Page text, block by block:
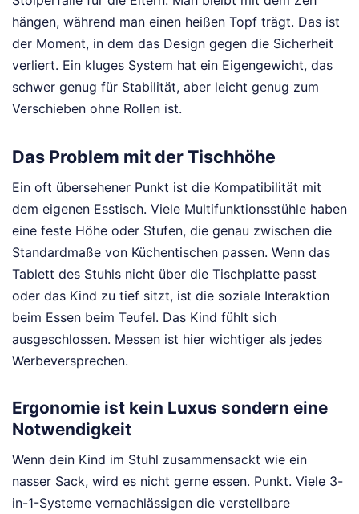
hängen, während man einen heißen Topf trägt. Das ist
der Moment, in dem das Design gegen die Sicherheit
verliert. Ein kluges System hat ein Eigengewicht, das
schwer genug für Stabilität, aber leicht genug zum
Verschieben ohne Rollen ist.
Das Problem mit der Tischhöhe
Ein oft übersehener Punkt ist die Kompatibilität mit
dem eigenen Esstisch. Viele Multifunktionsstühle haben
eine feste Höhe oder Stufen, die genau zwischen die
Standardmaße von Küchentischen passen. Wenn das
Tablett des Stuhls nicht über die Tischplatte passt
oder das Kind zu tief sitzt, ist die soziale Interaktion
beim Essen beim Teufel. Das Kind fühlt sich
ausgeschlossen. Messen ist hier wichtiger als jedes
Werbeversprechen.
Ergonomie ist kein Luxus sondern eine
Notwendigkeit
Wenn dein Kind im Stuhl zusammensackt wie ein
nasser Sack, wird es nicht gerne essen. Punkt. Viele 3-
in-1-Systeme vernachlässigen die verstellbare